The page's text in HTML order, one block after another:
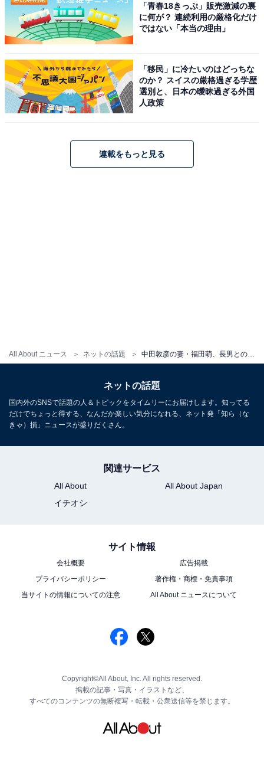
All About ニュース ネットの話題
「青春18きっぷ」販売激減の裏
に何が？ 連続利用の厳格化だけ
ではない「本当の理由」
「移民」に冷たいのはどっちな
のか？ スイスの厳格過ぎる学歴
選別と、日本の曖昧過ぎる外国
人政策
連載をもっと見る
ネットの話題
国内外のSNSで話題の人＆トピックをタイムリーにお届けします。知ってる
だけでちょっと得する、なんだか楽しい気分になれる、ネット発「知ら（な
きゃ）損」ニュースが盛りだくさん。
関連サービス
All About
All About Japan
イチオシ
サイト情報
会社概要
広告掲載
プライバシーポリシー
著作権・商標・免責事項
当サイトの情報についての注意
All About ニュースについて
Copyright©All About, Inc. All rights reserved.
掲載の記事・写真・イラストなど、
すべてのコンテンツの無断複写・転載・公衆送信等を禁じます。